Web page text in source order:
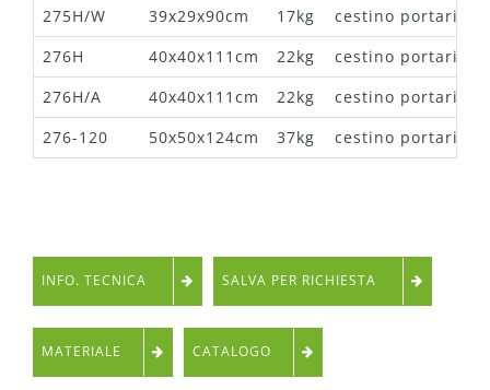
275H/W
39x29x90cm 17kg
cestino
276H
40x40x111cm 22kg
cestino
276H/A
40x40x111cm 22kg
cestino
276-120
50x50x124cm 37kg cestino
INFO. TECNICA SALVA PER RICHIESTA
MATERIALE CATALOGO